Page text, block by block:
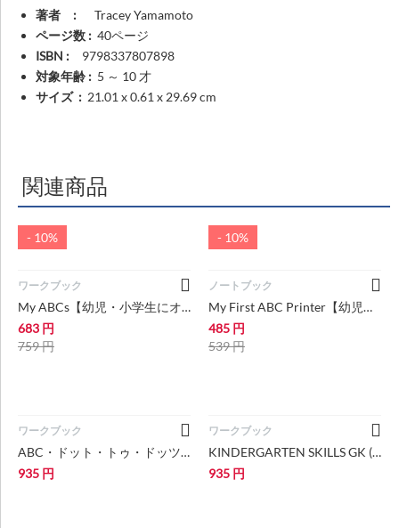
著者 : Tracey Yamamoto
ページ数 : ‎ 40ページ
ISBN : 9798337807898
対象年齢‏ : ‎ 5 ～ 10 才
サイズ ‏ : ‎ 21.01 x 0.61 x 29.69 cm
関連商品
- 10%
ワークブック
My ABCs【幼児・小学生にオススメ 英語教材】
683 円
759円
- 10%
ノートブック
My First ABC Printer【幼児・小学生にオススメ 英語教材・ABCノート】
485 円
539円
ワークブック
ABC・ドット・トゥ・ドッツ ABC Dot-to-Dots【幼児・小学生にオススメ 英語教材・ワークブック】
935 円
ワークブック
KINDERGARTEN SKILLS GK (I CAN DO IT) 【幼児・小学生にオススメ 英語教材・ワークブック】
935 円